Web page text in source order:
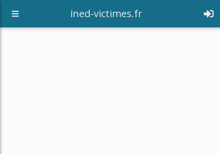
ined-victimes.fr